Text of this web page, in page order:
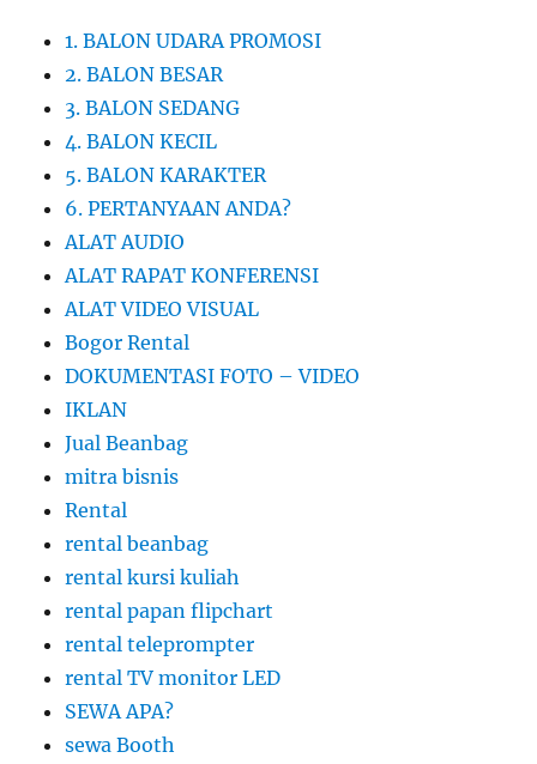
1. BALON UDARA PROMOSI
2. BALON BESAR
3. BALON SEDANG
4. BALON KECIL
5. BALON KARAKTER
6. PERTANYAAN ANDA?
ALAT AUDIO
ALAT RAPAT KONFERENSI
ALAT VIDEO VISUAL
Bogor Rental
DOKUMENTASI FOTO – VIDEO
IKLAN
Jual Beanbag
mitra bisnis
Rental
rental beanbag
rental kursi kuliah
rental papan flipchart
rental teleprompter
rental TV monitor LED
SEWA APA?
sewa Booth